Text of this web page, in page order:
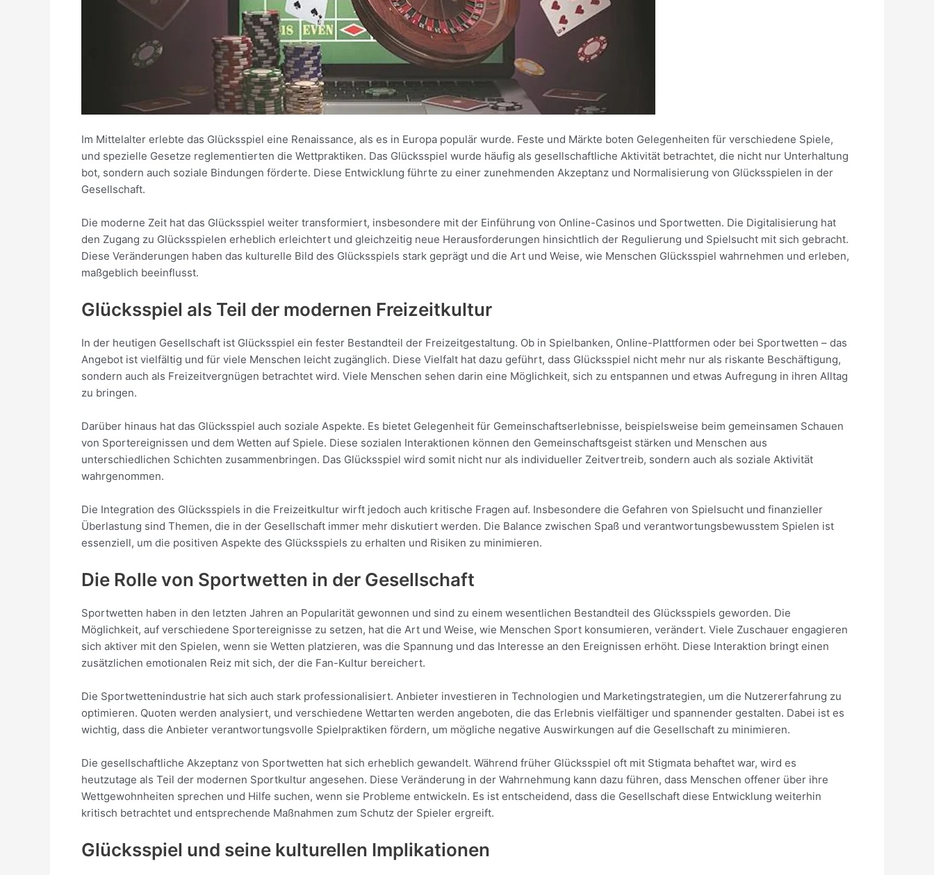
Im Mittelalter erlebte das Glücksspiel eine Renaissance, als es in Europa populär wurde. Feste und Märkte boten Gelegenheiten für verschiedene Spiele,
und spezielle Gesetze reglementierten die Wettpraktiken. Das Glücksspiel wurde häufig als gesellschaftliche Aktivität betrachtet, die nicht nur Unterhaltung
bot, sondern auch soziale Bindungen förderte. Diese Entwicklung führte zu einer zunehmenden Akzeptanz und Normalisierung von Glücksspielen in der
Gesellschaft.
Die moderne Zeit hat das Glücksspiel weiter transformiert, insbesondere mit der Einführung von Online-Casinos und Sportwetten. Die Digitalisierung hat
den Zugang zu Glücksspielen erheblich erleichtert und gleichzeitig neue Herausforderungen hinsichtlich der Regulierung und Spielsucht mit sich gebracht.
Diese Veränderungen haben das kulturelle Bild des Glücksspiels stark geprägt und die Art und Weise, wie Menschen Glücksspiel wahrnehmen und erleben,
maßgeblich beeinflusst.
Glücksspiel als Teil der modernen Freizeitkultur
In der heutigen Gesellschaft ist Glücksspiel ein fester Bestandteil der Freizeitgestaltung. Ob in Spielbanken, Online-Plattformen oder bei Sportwetten – das
Angebot ist vielfältig und für viele Menschen leicht zugänglich. Diese Vielfalt hat dazu geführt, dass Glücksspiel nicht mehr nur als riskante Beschäftigung,
sondern auch als Freizeitvergnügen betrachtet wird. Viele Menschen sehen darin eine Möglichkeit, sich zu entspannen und etwas Aufregung in ihren Alltag
zu bringen.
Darüber hinaus hat das Glücksspiel auch soziale Aspekte. Es bietet Gelegenheit für Gemeinschaftserlebnisse, beispielsweise beim gemeinsamen Schauen
von Sportereignissen und dem Wetten auf Spiele. Diese sozialen Interaktionen können den Gemeinschaftsgeist stärken und Menschen aus
unterschiedlichen Schichten zusammenbringen. Das Glücksspiel wird somit nicht nur als individueller Zeitvertreib, sondern auch als soziale Aktivität
wahrgenommen.
Die Integration des Glücksspiels in die Freizeitkultur wirft jedoch auch kritische Fragen auf. Insbesondere die Gefahren von Spielsucht und finanzieller
Überlastung sind Themen, die in der Gesellschaft immer mehr diskutiert werden. Die Balance zwischen Spaß und verantwortungsbewusstem Spielen ist
essenziell, um die positiven Aspekte des Glücksspiels zu erhalten und Risiken zu minimieren.
Die Rolle von Sportwetten in der Gesellschaft
Sportwetten haben in den letzten Jahren an Popularität gewonnen und sind zu einem wesentlichen Bestandteil des Glücksspiels geworden. Die
Möglichkeit, auf verschiedene Sportereignisse zu setzen, hat die Art und Weise, wie Menschen Sport konsumieren, verändert. Viele Zuschauer engagieren
sich aktiver mit den Spielen, wenn sie Wetten platzieren, was die Spannung und das Interesse an den Ereignissen erhöht. Diese Interaktion bringt einen
zusätzlichen emotionalen Reiz mit sich, der die Fan-Kultur bereichert.
Die Sportwettenindustrie hat sich auch stark professionalisiert. Anbieter investieren in Technologien und Marketingstrategien, um die Nutzererfahrung zu
optimieren. Quoten werden analysiert, und verschiedene Wettarten werden angeboten, die das Erlebnis vielfältiger und spannender gestalten. Dabei ist es
wichtig, dass die Anbieter verantwortungsvolle Spielpraktiken fördern, um mögliche negative Auswirkungen auf die Gesellschaft zu minimieren.
Die gesellschaftliche Akzeptanz von Sportwetten hat sich erheblich gewandelt. Während früher Glücksspiel oft mit Stigmata behaftet war, wird es
heutzutage als Teil der modernen Sportkultur angesehen. Diese Veränderung in der Wahrnehmung kann dazu führen, dass Menschen offener über ihre
Wettgewohnheiten sprechen und Hilfe suchen, wenn sie Probleme entwickeln. Es ist entscheidend, dass die Gesellschaft diese Entwicklung weiterhin
kritisch betrachtet und entsprechende Maßnahmen zum Schutz der Spieler ergreift.
Glücksspiel und seine kulturellen Implikationen